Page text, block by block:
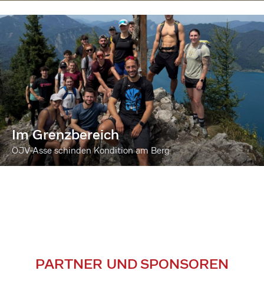
Im Grenzbereich
ÖJV-Asse schinden Kondition am Berg
PARTNER UND SPONSOREN